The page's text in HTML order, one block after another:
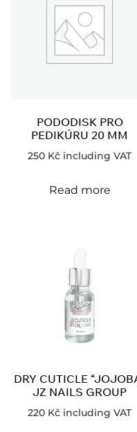
PODODISK PRO
PEDIKÚRU 20 MM
250 Kč including VAT
Read more
DRY CUTICLE
JZ NAILS GROUP
220 Kč including VAT